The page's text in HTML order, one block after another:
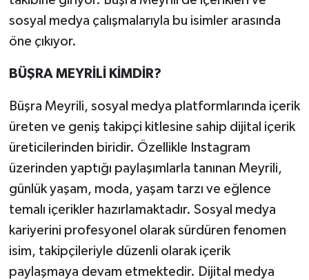
sosyal medya çalışmalarıyla bu isimler arasında
öne çıkıyor.
BÜŞRA MEYRİLİ KİMDİR?
Büşra Meyrili, sosyal medya platformlarında içerik
üreten ve geniş takipçi kitlesine sahip dijital içerik
üreticilerinden biridir. Özellikle Instagram
üzerinden yaptığı paylaşımlarla tanınan Meyrili,
günlük yaşam, moda, yaşam tarzı ve eğlence
temalı içerikler hazırlamaktadır. Sosyal medya
kariyerini profesyonel olarak sürdüren fenomen
isim, takipçileriyle düzenli olarak içerik
paylaşmaya devam etmektedir. Dijital medya